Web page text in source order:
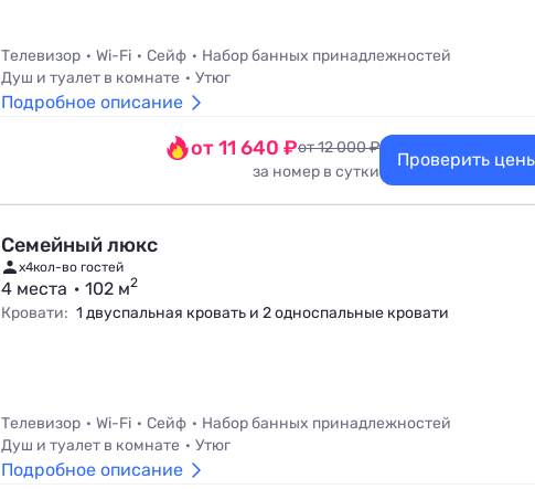
Телевизор Wi-Fi Сейф
Набор банных принадлежностей
Душ и туалет в комнате
Утюг
Подробное описание
от 11 640 ₽от 12 000 ₽
за номер в сутки
Проверить
Семейный люкс
x4кол-во гостей
4 места 102 м2
Кровати: 1 двуспальная кровать и 2 односпальные кровати
Телевизор Wi-Fi Сейф
Набор банных принадлежностей
Душ и туалет в комнате
Утюг
Подробное описание